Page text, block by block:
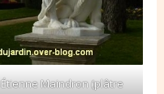
Étienne Maindron (plâtre